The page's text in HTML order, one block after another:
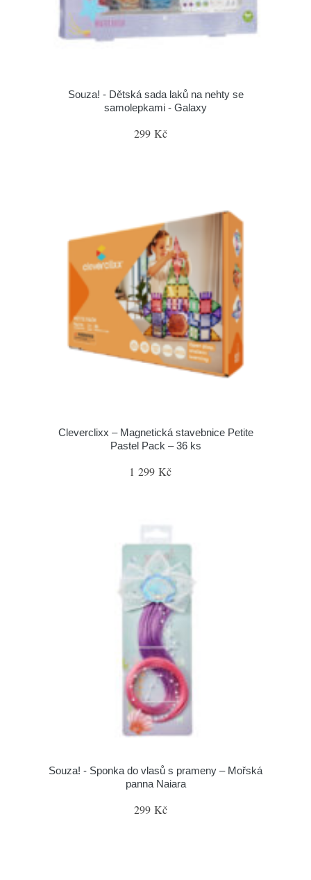
Souza! - Dětská sada laků na nehty se
samolepkami - Galaxy
299 Kč
Cleverclixx – Magnetická stavebnice Petite
Pastel Pack – 36 ks
1 299 Kč
Souza! - Sponka do vlasů s prameny – Mořská
panna Naiara
299 Kč